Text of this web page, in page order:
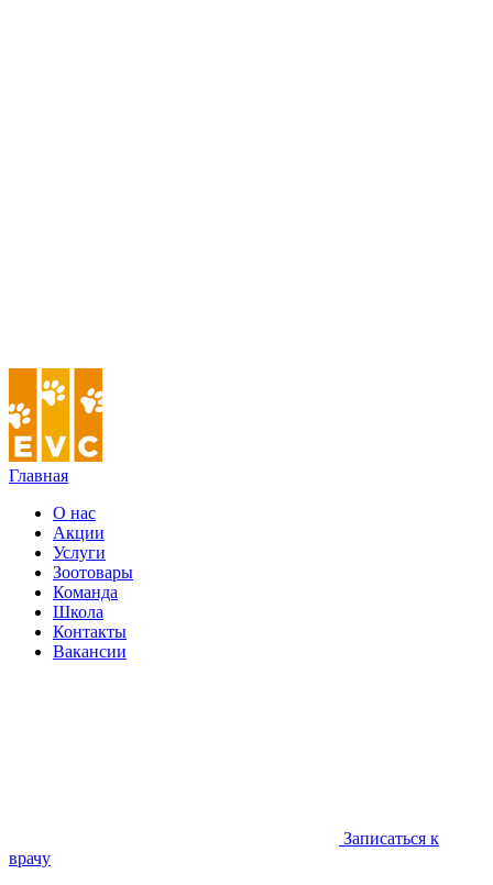
Главная
О нас
Акции
Услуги
Зоотовары
Команда
Школа
Контакты
Вакансии
Записаться к
врачу